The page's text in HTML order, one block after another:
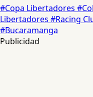
#Copa Libertadores
Libertadores #Racing
#Bucaramanga
Publicidad